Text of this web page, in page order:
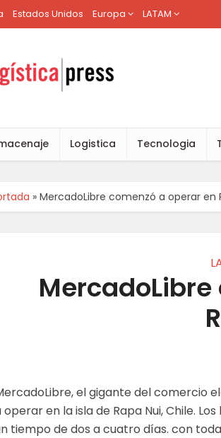
Estados Unidos Europa LATAM
Logistica Tecnologia
» MercadoLibre comenzó a operar en
el gigante del comercio
operar en la isla de Rapa Nui, Chile.
tiempo de dos a cuatro días. con